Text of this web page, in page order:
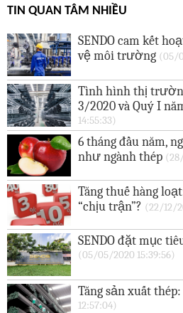
TIN QUAN TÂM NHIỀU
SENDO cam kết
vệ môi trường (05/
Tình hình thị
3/2020 và Quý I
14:55:33)
6 tháng đầu năm,
như ngành thép
Tăng thuế hàng
“chịu trận”? (22/12/
SENDO đặt mục
(05/05/2020 15:39:56)
Tăng sản xuất thép:
12:57:04)